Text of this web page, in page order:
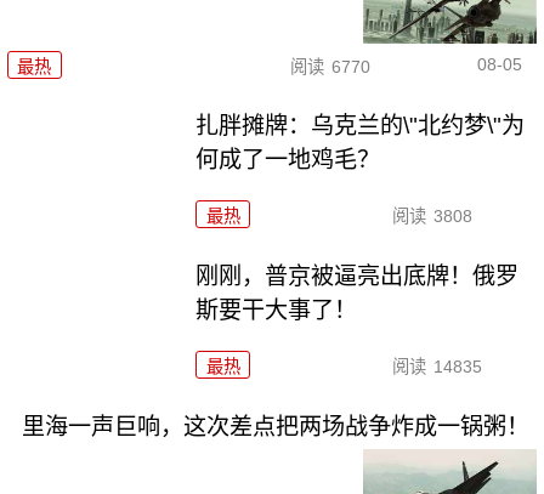
最热 阅读 6770 08-05
扎胖摊牌：乌克兰的\"北约梦\"为
何成了一地鸡毛？
最热 阅读 3808
刚刚，普京被逼亮出底牌！俄罗
斯要干大事了！
最热 阅读 14835
里海一声巨响，这次差点把两场战争炸成一锅粥！